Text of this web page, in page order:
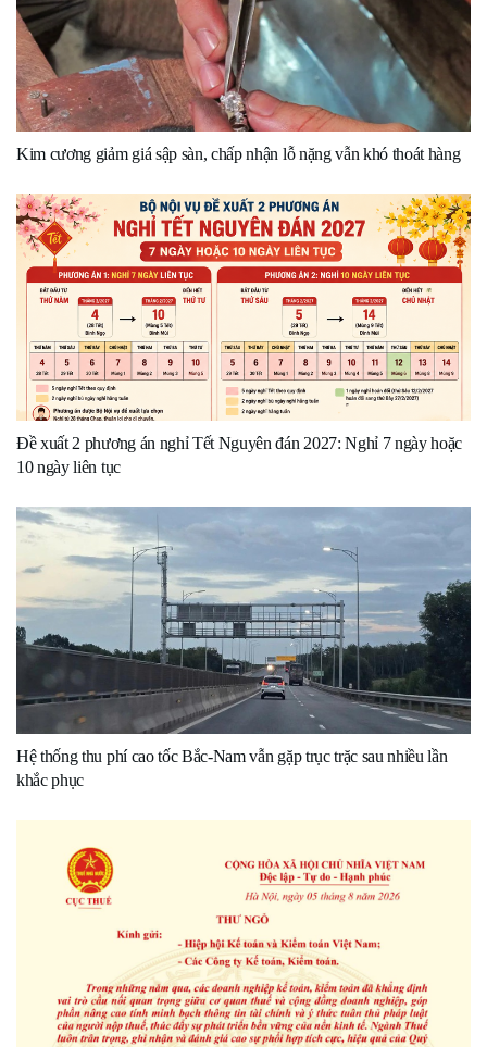
Kim cương giảm giá sập sàn, chấp nhận lỗ nặng vẫn khó thoát hàng
Đề xuất 2 phương án nghỉ Tết Nguyên đán 2027: Nghỉ 7 ngày hoặc
10 ngày liên tục
Hệ thống thu phí cao tốc Bắc-Nam vẫn gặp trục trặc sau nhiều lần
khắc phục